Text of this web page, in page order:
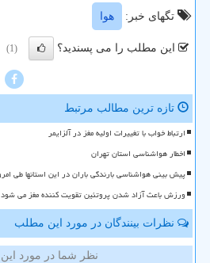
تگهای خبر:
هوا
این مطلب را می پسندید؟ (1)
تازه ترین مطالب مرتبط
ارتباط خواب با تغییرات اولیه مغز در آلزایمر
اخطار هواشناسی استان تهران
پیش بینی هواشناسی بارندگی باران در این استانها طی
ورزش باعث آزاد شدن پروتئین تقویت کننده مغز می شود
نظرات بینندگان در مورد این مطلب
نظر شما در مورد